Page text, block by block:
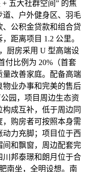
五大社群空间” 的焦
道、户外健身区、羽毛
公积金贷款和组合贷
距离项目 1.2 公里。
厨房采用 U 型高端设
付比例为 20%（首套
改善家庭。配备高端
业办事和完美的售后
园，项目周边生态资
成互补，低于周边同
购房者可按照本身需
力充脚；项目位于西
和飘窗，周边配套完
邦泰璟和朗月位于合
南坐，全明设想。南